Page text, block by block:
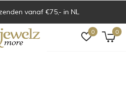
0 0
vanaf €75,- in NL